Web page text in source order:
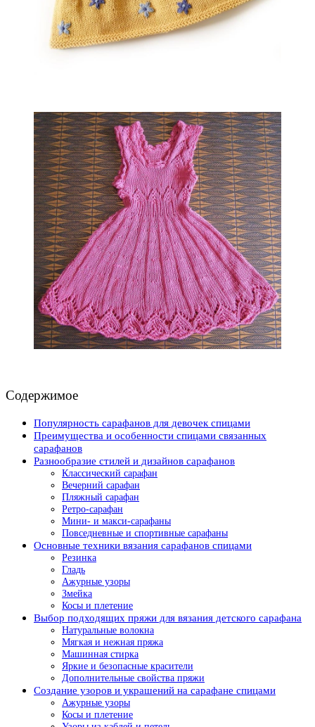
Содержимое
Популярность сарафанов для девочек спицами
Преимущества и особенности спицами связанных
сарафанов
Разнообразие стилей и дизайнов сарафанов
Классический сарафан
Вечерний сарафан
Пляжный сарафан
Ретро-сарафан
Мини- и макси-сарафаны
Повседневные и спортивные сарафаны
Основные техники вязания сарафанов спицами
Резинка
Гладь
Ажурные узоры
Змейка
Косы и плетение
Выбор подходящих пряжи для вязания детского сарафана
Натуральные волокна
Мягкая и нежная пряжа
Машинная стирка
Яркие и безопасные красители
Дополнительные свойства пряжи
Создание узоров и украшений на сарафане спицами
Ажурные узоры
Косы и плетение